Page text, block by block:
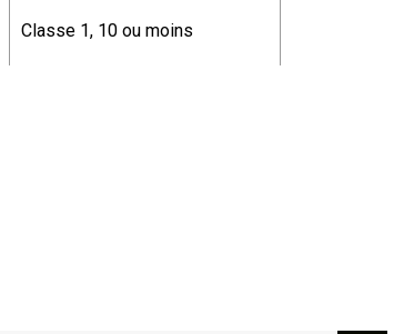
Classe 1, 10 ou moins